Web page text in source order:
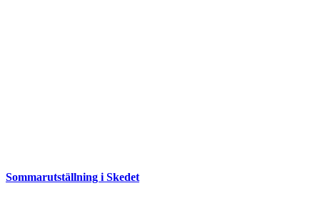
Sommarutställning i Skedet